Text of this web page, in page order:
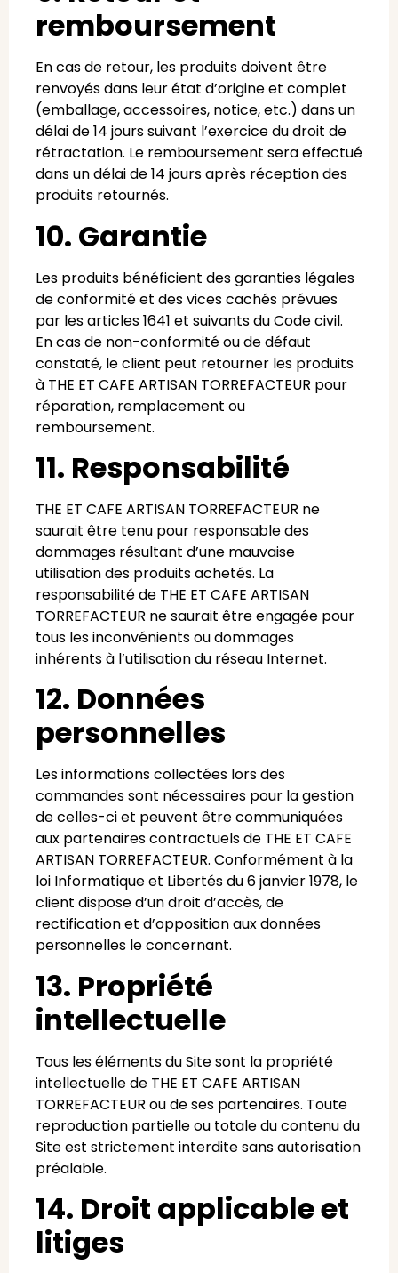
remboursement
En cas de retour, les produits doivent être
renvoyés dans leur état d’origine et complet
(emballage, accessoires, notice, etc.) dans un
délai de 14 jours suivant l’exercice du droit de
rétractation. Le remboursement sera effectué
dans un délai de 14 jours après réception des
produits retournés.
10. Garantie
Les produits bénéficient des garanties légales
de conformité et des vices cachés prévues
par les articles 1641 et suivants du Code civil.
En cas de non-conformité ou de défaut
constaté, le client peut retourner les produits
à THE ET CAFE ARTISAN TORREFACTEUR pour
réparation, remplacement ou
remboursement.
11. Responsabilité
THE ET CAFE ARTISAN TORREFACTEUR ne
saurait être tenu pour responsable des
dommages résultant d’une mauvaise
utilisation des produits achetés. La
responsabilité de THE ET CAFE ARTISAN
TORREFACTEUR ne saurait être engagée pour
tous les inconvénients ou dommages
inhérents à l’utilisation du réseau Internet.
12. Données
personnelles
Les informations collectées lors des
commandes sont nécessaires pour la gestion
de celles-ci et peuvent être communiquées
aux partenaires contractuels de THE ET CAFE
ARTISAN TORREFACTEUR. Conformément à la
loi Informatique et Libertés du 6 janvier 1978, le
client dispose d’un droit d’accès, de
rectification et d’opposition aux données
personnelles le concernant.
13. Propriété
intellectuelle
Tous les éléments du Site sont la propriété
intellectuelle de THE ET CAFE ARTISAN
TORREFACTEUR ou de ses partenaires. Toute
reproduction partielle ou totale du contenu du
Site est strictement interdite sans autorisation
préalable.
14. Droit applicable et
litiges